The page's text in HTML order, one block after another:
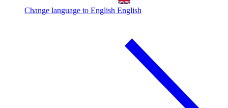
Change language to English English